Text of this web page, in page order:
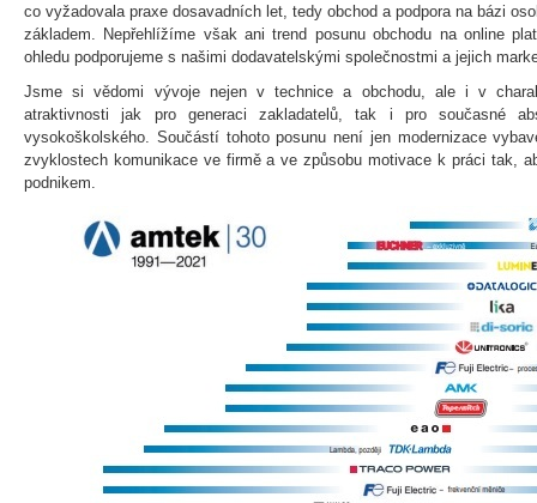
co vyžadovala praxe dosavadních let, tedy obchod a podpora na bázi
základem. Nepřehlížíme však ani trend posunu obchodu na online
ohledu podporujeme s našimi dodavatelskými společnostmi a jejich
Jsme si vědomi vývoje nejen v technice a obchodu, ale i v
atraktivnosti jak pro generaci zakladatelů, tak i pro současné
vysokoškolského. Součástí tohoto posunu není jen modernizace
zvyklostech komunikace ve firmě a ve způsobu motivace k práci tak,
podnikem.